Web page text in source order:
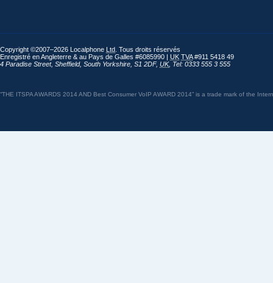
Copyright ©2007–2026 Localphone Ltd . Tous droits réservés
Enregistré en Angleterre & au Pays de Galles #6085990 | UK TVA#911 5418 49
4 Paradise Street, Sheffield, South Yorkshire S1 2DF, UK, Tel: 0333 555 3 555
“THE ITSPA AWARDS 2014 AND Best Consumer VoIP AWARD 2014” is a trade mark of the